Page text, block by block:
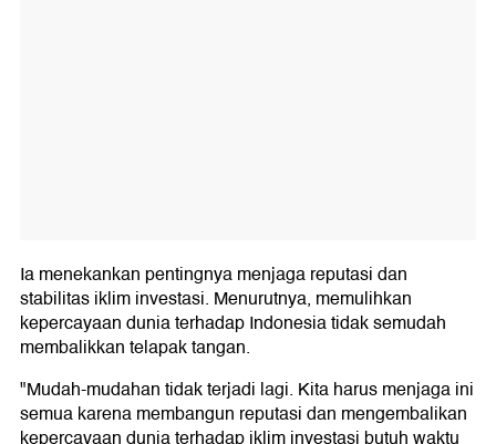
Ia menekankan pentingnya menjaga reputasi dan
stabilitas iklim investasi. Menurutnya, memulihkan
kepercayaan dunia terhadap Indonesia tidak semudah
membalikkan telapak tangan.
"Mudah-mudahan tidak terjadi lagi. Kita harus menjaga ini
semua karena membangun reputasi dan mengembalikan